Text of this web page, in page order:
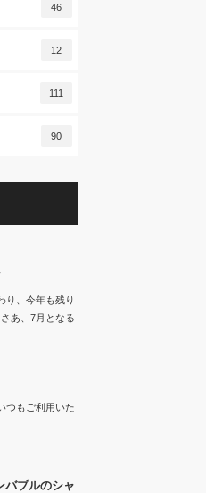
46
12
111
90
り、今年も残り
あ、7月となる
つもご利用いた
バブルのシャ